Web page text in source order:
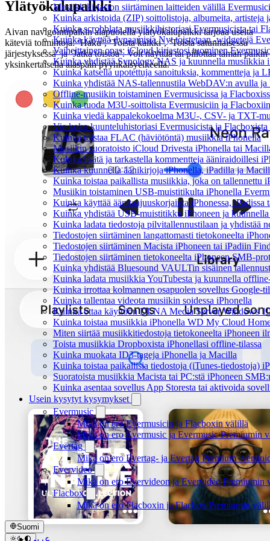
Musiikkikirjaston siirtäminen laitteiden välillä
Kuinka arkistoida (ZIP) soittolistoja, albumeita, artisteja
Kuinka scrobblata musiikkihistoriasi Evermusicista tai
Kuinka käyttää dynaamisia Nyt toistetaan -widgetejä
Vaiheittainen opas: iCloud-kirjastosi tuominen
Kuinka yhdistää Synology NAS ja kuunnella musiikkia
Kuinka katsella upotettuja sanoituksia, kommentteja ja
Kuinka yhdistää NAS-tallennustila WebDAV:n avulla
Offline-musiikin toistaminen Evermusicissa ja
Kuinka tuoda M3U-soittolista Evermusiciin ja Flacboxiin
Kuinka viedä kappalekokoelma M3U-, CSV- ja TXT-
Vie koko kuunteluhistoriasi Evermusicista ja
Kuinka toistaa FLAC (häviötöntä) musiikkia iPhonella
Musiikin suoratoisto iCloud Drivesta iPhonella tai
Kuinka lisätä ja tarkastella kommentteja ääniraidoillesi
Kuinka kuunnella äänikirjoja iPhonella, iPadilla ja
Kuinka toistaa paikallista musiikkia, joka on tallennettu
Musiikin toistaminen USB-muistitikulta iPhonella
Kuinka käyttää äänitaajuuskorjainta iPhonessa,
Kuinka yhdistää USB-muistitikku iPhoneen ja
Kuinka ladata tiedostoja pilvitallennustilaan ja yhdistää
Tiedostojen siirtäminen langattomasti tietokoneelta
Tiedostojen siirtäminen Macista iPhoneen tai iPadiin
Tiedostojen siirtäminen tietokoneelta iPhoneen SMB-
Kuinka yhdistää Bluesound VAULTin sisäinen
Kuinka ladata musiikkia YouTubesta ja kuunnella
Kuinka irrottaa kolmannen osapuolen sovellus Google-
Kuinka tallentaa videota musiikin soidessa iPhonella
Kuinka ottaa käyttöön DLNA Media Server Windows
Kuinka toistaa musiikkia iPhonella WD My Cloud
Miten siirtää musiikkitiedostoja tietokoneelta iPhoneen
Toista musiikkia Dropboxista iPhonellasi offline-tilassa
Kuinka muokata ID3-tageja iPhonella ja Macilla
Kuinka toistaa paikallisia tiedostoja (iTunes-tiedostoja)
Suoratoista musiikkia Macista tai PC:stä iPhoneen
Kuinka asentaa sovellus App Storesta tai aktivoida
Usein kysytyt kysymykset
Evermusic
Mikä on ero Evermusicin ja Flacboxin välillä
Mikä on ero Evermusic ja Evermusic Premiumin
Evertag
Mikä on ero Evertag- ja Evertag Premium -
Evervideo
Mikä on ero Evervideon ja Evervideo Premiumin
Flacbox
Mikä on ero Flacboxin ja Flacbox Premiumin
Suomi
عربي
Ylätyökalupalkki
Aivan navigointipalkin alapuolella ylätyökalupalkki tarjoaa useita
käteviä toimintoja: ‘Haku’, ‘Toista kaikki’, ‘Toista satunnaisessa
järjestyksessä’ ja ‘Jatka toistoa’. Voit näyttää tai piilottaa tämän palkin
yksinkertaisella alaspäin pyyhkäisyelkeellä.